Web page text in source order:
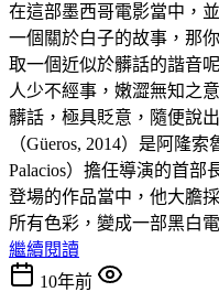
在這部墨西哥電影當中，
一個關於白子的故事，那
取一個近似於髒話的諧音
人少不經事，嫩澀無知之
髒話，極具貶意，隨便說
（Güeros, 2014）是阿隆
Palacios）擔任導演的首
登場的作品當中，他大膽
所有色彩，變成一部黑白
繼續閱讀
10年前